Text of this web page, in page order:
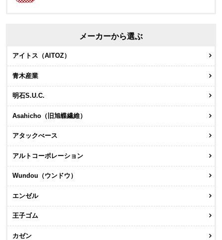
メーカーから選ぶ
アイトス（AITOZ）
青木産業
明石S.U.C.
Asahicho（旧旭蝶繊維）
アタックべース
アルトコーポレーション
Wundou（ウンドウ）
エンゼル
王子ゴム
カゼン